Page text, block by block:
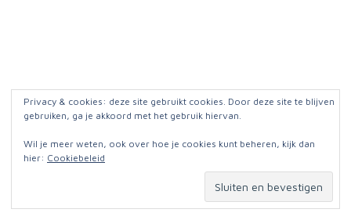
Privacy & cookies: deze site gebruikt cookies. Door deze site te blijven
gebruiken, ga je akkoord met het gebruik hiervan.
Wil je meer weten, ook over hoe je cookies kunt beheren, kijk dan
hier: Cookiebeleid